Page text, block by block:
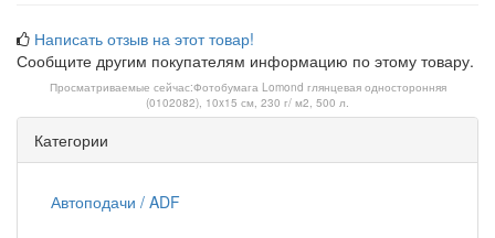
Написать отзыв на этот товар!
Сообщите другим покупателям информацию по этому товару.
Просматриваемые сейчас:Фотобумага Lomond глянцевая односторонняя
(0102082), 10x15 см, 230 г/ м2, 500 л.
Категории
Автоподачи / ADF